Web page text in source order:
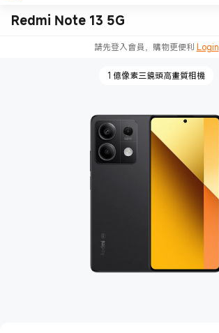
Redmi Note 13 5G
請先登入會員，購物更便利 Login
1 億像素三鏡頭高畫質相機